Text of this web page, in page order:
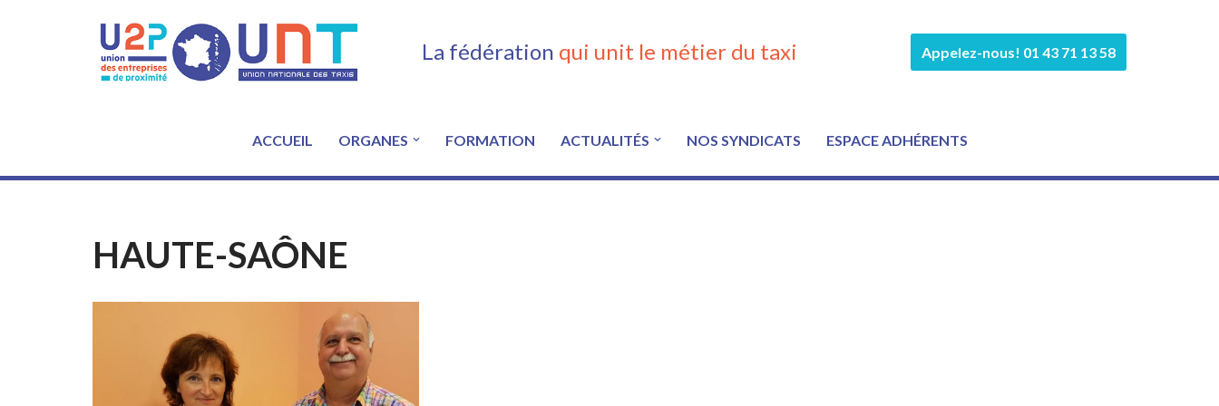
La fédération qui unit le métier du taxi Appelez-nous! 01 43 71 13 58
ACCUEIL ORGANES FORMATION ACTUALITÉS NOS SYNDICATS ESPACE ADHÉRENTS
HAUTE-SAÔNE